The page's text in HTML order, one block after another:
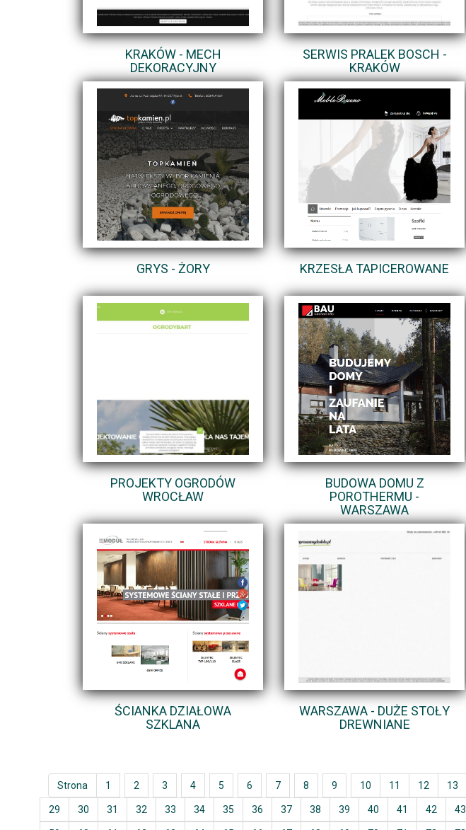
KRAKÓW - MECH
DEKORACYJNY
SERWIS PRALEK BOSCH -
KRAKÓW
GRYS - ŻORY KRZESŁA TAPICEROWANE
PROJEKTY OGRODÓW
WROCŁAW
BUDOWA DOMU Z
POROTHERMU -
WARSZAWA
ŚCIANKA DZIAŁOWA
SZKLANA
WARSZAWA - DUŻE STOŁY
DREWNIANE
Strona 1 2 3 4 5 6 7 8 9 10 11 12 13
29 30 31 32 33 34 35 36 37 38 39 40 41 42 43